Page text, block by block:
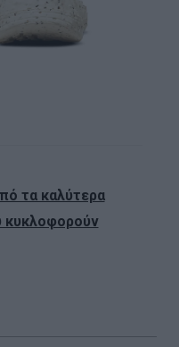
τα καλύτερα
κυκλοφορούν